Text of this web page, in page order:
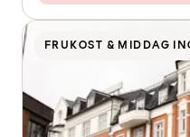
FRUKOST & MIDDAG